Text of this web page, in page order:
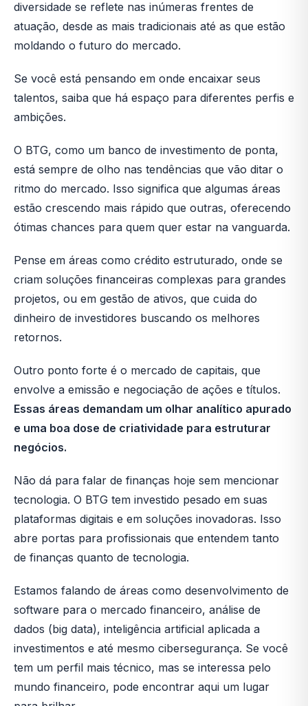
diversidade se reflete nas inúmeras frentes de
atuação, desde as mais tradicionais até as que estão
moldando o futuro do mercado.
Se você está pensando em onde encaixar seus
talentos, saiba que há espaço para diferentes perfis e
ambições.
O BTG, como um banco de investimento de ponta,
está sempre de olho nas tendências que vão ditar o
ritmo do mercado. Isso significa que algumas áreas
estão crescendo mais rápido que outras, oferecendo
ótimas chances para quem quer estar na vanguarda.
Pense em áreas como crédito estruturado, onde se
criam soluções financeiras complexas para grandes
projetos, ou em gestão de ativos, que cuida do
dinheiro de investidores buscando os melhores
retornos.
Outro ponto forte é o mercado de capitais, que
envolve a emissão e negociação de ações e títulos.
Essas áreas demandam um olhar analítico apurado
e uma boa dose de criatividade para estruturar
negócios.
Não dá para falar de finanças hoje sem mencionar
tecnologia. O BTG tem investido pesado em suas
plataformas digitais e em soluções inovadoras. Isso
abre portas para profissionais que entendem tanto
de finanças quanto de tecnologia.
Estamos falando de áreas como desenvolvimento de
software para o mercado financeiro, análise de
dados (big data), inteligência artificial aplicada a
investimentos e até mesmo cibersegurança. Se você
tem um perfil mais técnico, mas se interessa pelo
mundo financeiro, pode encontrar aqui um lugar